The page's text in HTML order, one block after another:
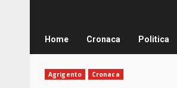
Home Cronaca Politica
Agrigento Cronaca